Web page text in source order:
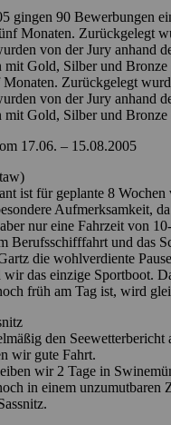
gingen 90 Bewerbungen
Monaten. Zurückgelegt
von der Jury anhand
mit Gold, Silber und Bronze
Zurückgelegt
von der Jury anhand
mit Gold, Silber und Bronze
17.06. – 15.08.2005
ist für geplante 8
Aufmerksamkeit,
nur eine Fahrzeit von
Berufsschifffahrt und das
die wohlverdiente
das einzige Sportboot.
früh am Tag ist, wird
den
wir gute Fahrt.
wir 2 Tage in
in einem